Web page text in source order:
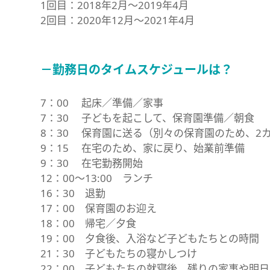
1回目：2018年2月～2019年4月
2回目：2020年12月～2021年4月
－勤務日のタイムスケジュールは？
7：00 起床／準備／家事
7：30 子どもを起こして、保育園準備／朝食
8：30 保育園に送る（別々の保育園のため、2カ
9：15 在宅のため、家に戻り、始業前準備
9：30 在宅勤務開始
12：00～13:00 ランチ
16：30 退勤
17：00 保育園のお迎え
18：00 帰宅／夕食
19：00 夕食後、入浴など子どもたちとの時間
21：30 子どもたちの寝かしつけ